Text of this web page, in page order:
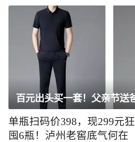
单瓶扫码价398，现299元狂
囤6瓶！泸州老窖底气何在